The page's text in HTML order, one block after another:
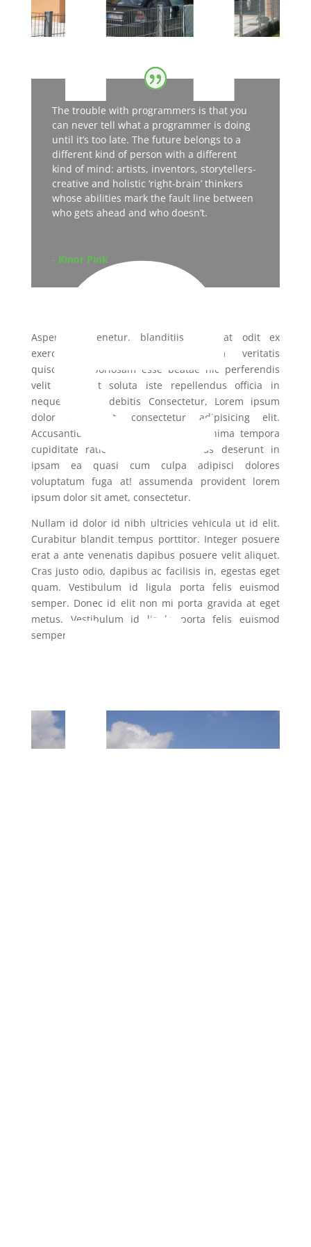
e
r
The trouble with programmers is that you
can never tell what a programmer is doing
until it’s too late. The future belongs to a
different kind of person with a different
kind of mind: artists, inventors, storytellers-
creative and holistic ‘right-brain’ thinkers
whose abilities mark the fault line between
who gets ahead and who doesn’t.
- Kinor Pink
Asperiores, tenetur, blanditiis, quaerat odit ex
exercitationem pariatur quibusdam veritatis
quisquam laboriosam esse beatae hic perferendis
velit deserunt soluta iste repellendus officia in
neque veniam debitis Consectetur, Lorem ipsum
dolor sit amet, consectetur adipisicing elit.
Accusantium vitae, consequuntur minima tempora
cupiditate ratione est, ad molestias deserunt in
ipsam ea quasi cum culpa adipisci dolores
voluptatum fuga at! assumenda provident lorem
ipsum dolor sit amet, consectetur.
Nullam id dolor id nibh ultricies vehicula ut id elit.
Curabitur blandit tempus porttitor. Integer posuere
erat a ante venenatis dapibus posuere velit aliquet.
Cras justo odio, dapibus ac facilisis in, egestas eget
quam. Vestibulum id ligula porta felis euismod
semper. Donec id elit non mi porta gravida at eget
metus. Vestibulum id ligula porta felis euismod
semper.